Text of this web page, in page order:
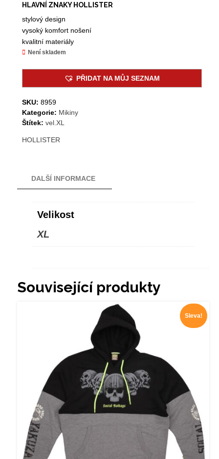
HLAVNÍ ZNAKY HOLLISTER
stylový design
vysoký komfort nošení
kvalitní materiály
Není skladem
PŘIDAT NA MŮJ SEZNAM
SKU: 8959
Kategorie: Mikiny
Štítek: vel.XL
HOLLISTER
DALŠÍ INFORMACE
Velikost
XL
Související produkty
Sleva!